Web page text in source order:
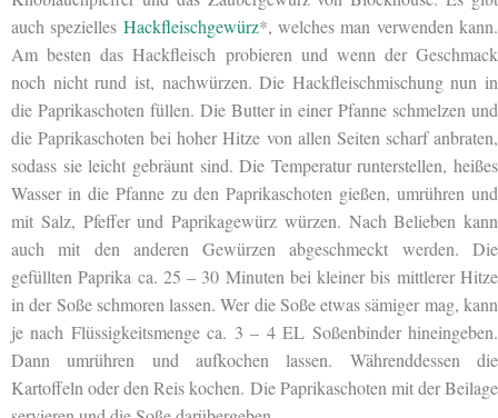
auch spezielles Hackfleischgewürz*, welches man verwenden kann.
Am besten das Hackfleisch probieren und wenn der Geschmack
noch nicht rund ist, nachwürzen. Die Hackfleischmischung nun in
die Paprikaschoten füllen. Die Butter in einer Pfanne schmelzen und
die Paprikaschoten bei hoher Hitze von allen Seiten scharf anbraten,
sodass sie leicht gebräunt sind. Die Temperatur runterstellen, heißes
Wasser in die Pfanne zu den Paprikaschoten gießen, umrühren und
mit Salz, Pfeffer und Paprikagewürz würzen. Nach Belieben kann
auch mit den anderen Gewürzen abgeschmeckt werden. Die
gefüllten Paprika ca. 25 – 30 Minuten bei kleiner bis mittlerer Hitze
in der Soße schmoren lassen. Wer die Soße etwas sämiger mag, kann
je nach Flüssigkeitsmenge ca. 3 – 4 EL Soßenbinder hineingeben.
Dann umrühren und aufkochen lassen. Währenddessen die
Kartoffeln oder den Reis kochen. Die Paprikaschoten mit der Beilage